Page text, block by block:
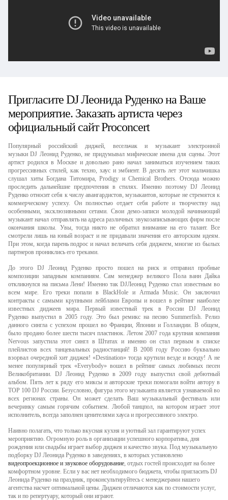
Пригласите DJ Леонида Руденко на Ваше
мероприятие. Заказать артиста через
официальный сайт Proconcert
Популярный российский диджей, весельчак и музыкант электронной
музыки DJ Леонид Руденко, не придумывал мифические имена для сцены. Этот
артист родился в Москве и довольно рано начал заниматься изучением таких
прогрессивных стилей, как техно, хаус и эмбиент. В десять лет этот мальчишка
слушал хиты Богдана Титомира, Prodigy и Chemical Brothers. Отсюда можно
проследить дальнейшие предпочтения в стилях. Именно поэтому DJ Леонид
Руденко относит себя к числу авангардистов, музыкантов, которые не стремятся к
коммерческому успеху. Он полностью отдает себя работе и творчеству над
особенными, эксклюзивными сетами. Свои демо-записи молодой начинающий
музыкант начал отправлять на адреса различных звукозаписывающих фирм после
окончания школы. Увы, тогда никто не обратил внимание на его талант. Все
смотрели лишь на юный возраст и не придавали значения его авторским идеям.
При этом, когда парень подрос и начал величать себя диджеем, многие из былых
партнеров прониклись его треками.
До этого DJ Леонид Руденко просто пошел на риск и отправил пробные
композиции западным компаниям. Сам менеджер великого Пола ванн Дайка
откликнулся на письма Лени! Именно так DJЛеонид Руденко стал известным во
всем мире. Его треки попали в BlackHole и Armada Music. Он заключил
контракты с самыми крупными лейблами Европы и вошел в рейтинг наиболее
известных диджеев мира. Первый известный трек в России DJ Леонид
Руденко выпустил в 2005 году. Это был ремикс на песню Summerfish. Релиз
данного сингла с успехом прошел во Франции, Японии и Голландии. В общем,
было продано более шести тысяч пластинок. Летом 2007 года крупная компания
Nervous запустила этот сингл в Штатах и именно он стал первым в списке
плейлистов всех танцевальных радиостанций! В 2008 году Россию буквально
взорвал очередной хит диджея! «Destination» тогда крутили везде и всюду! А не
менее популярный трек «Everybody» вошел в рейтинг самых любимых песен
Великобритании. DJ Леонид Руденко в 2009 году выпустил свой дебютный
альбом. Пять лет к ряду его миксы и авторские треки помогали войти автору в
TOP 100 DJ России. Безусловно, фигура этого музыканта является узнаваемой во
всех регионах страны. Он может сделать Ваш музыкальный фестиваль или
вечеринку самым горячим событием. Любой танцпол, на котором играет этот
исполнитель, всегда заполнен ценителями хауса и прогрессивного электро.
Наивно полагать, что только вкусная кухня и уютный зал гарантируют успех
мероприятию. Огромную роль в организации успешного корпоратива, дня
рождения или свадьбы играет выбор диджея и качество звука. Под музыкальную
подборку DJ Леонида Руденко в заведениях, в которых установлено
видеопроекционное и звуковое оборудование, отдых гостей происходит на более
комфортном уровне. Если у вас нет необходимого бюджета, чтобы пригласить DJ
Леонида Руденко на праздник, проконсультируйтесь с менеджерами нашего
агентства насчет оптимальной цены. Диджеи отличаются как по стоимости услуг,
так и по репертуару, который они играют.